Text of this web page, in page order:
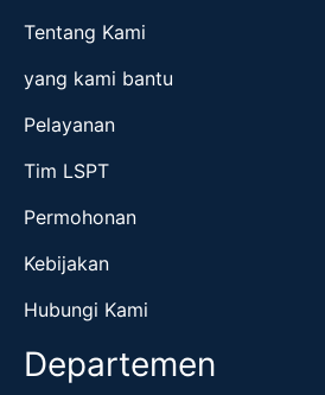
Tentang Kami
yang kami bantu
Pelayanan
Tim LSPT
Permohonan
Kebijakan
Hubungi Kami
Departemen